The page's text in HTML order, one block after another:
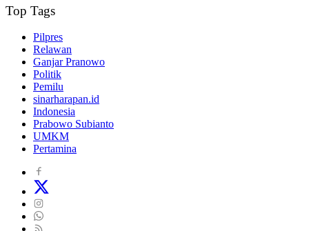
Top Tags
Pilpres
Relawan
Ganjar Pranowo
Politik
Pemilu
sinarharapan.id
Indonesia
Prabowo Subianto
UMKM
Pertamina